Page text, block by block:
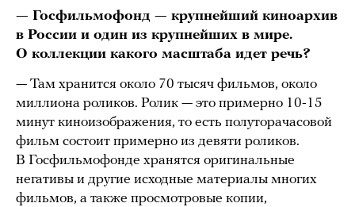
— Госфильмофонд — крупнейший киноархив
в России и один из крупнейших в мире.
О коллекции какого масштаба идет речь?
— Там хранится около 70 тысяч фильмов, около
миллиона роликов. Ролик — это примерно 10-15
минут киноизображения, то есть полуторачасовой
фильм состоит примерно из девяти роликов.
В Госфильмофонде хранятся оригинальные
негативы и другие исходные материалы многих
фильмов, а также просмотровые копии,